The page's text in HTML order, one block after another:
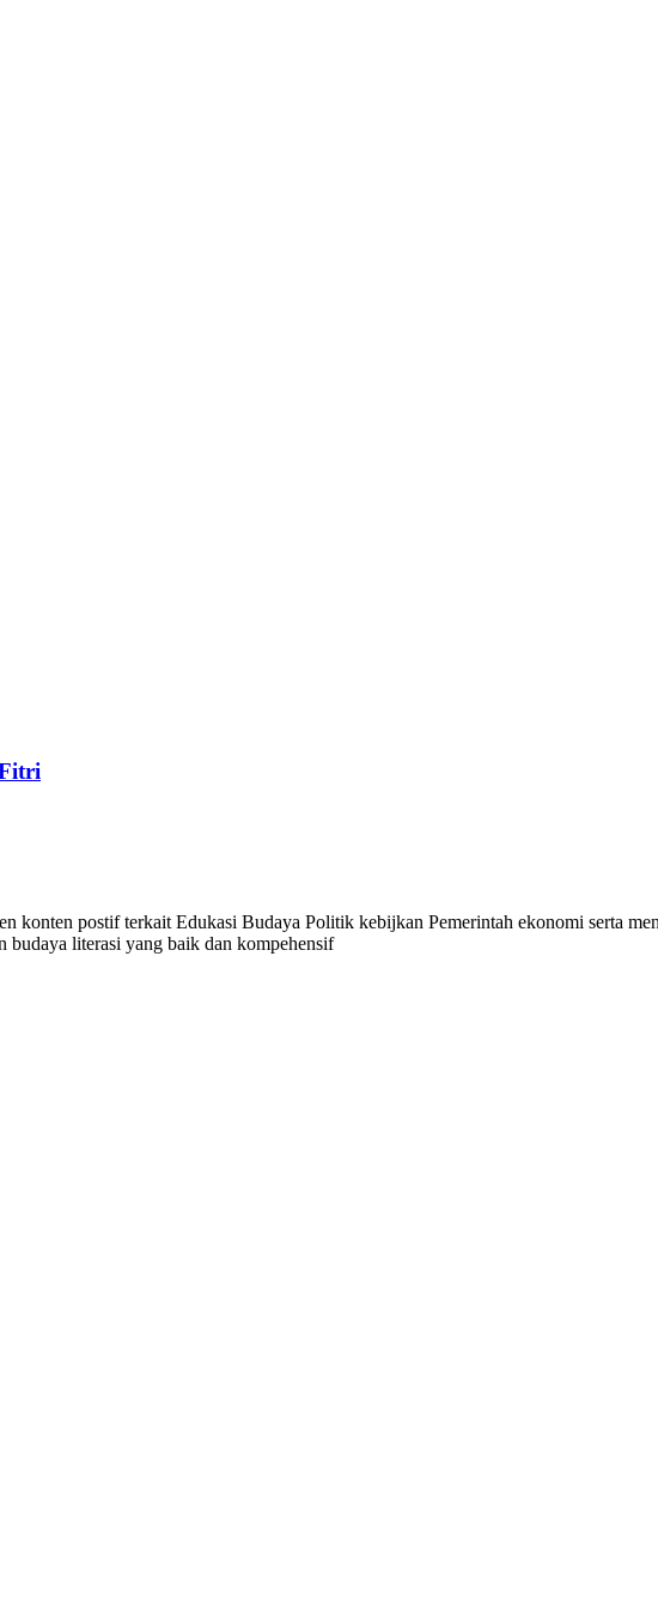
konten postif terkait Edukasi Budaya Politik kebijkan Pemerintah ekonomi serta
budaya literasi yang baik dan kompehensif